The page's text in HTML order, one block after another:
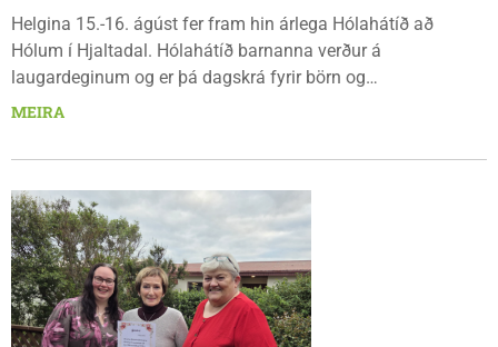
Helgina 15.-16. ágúst fer fram hin árlega Hólahátíð að
Hólum í Hjaltadal. Hólahátíð barnanna verður á
laugardeginum og er þá dagskrá fyrir börn og
fjölskyldur.Lydía Einarsdóttir svæðisstjóri æskulýðsmála og
MEIRA